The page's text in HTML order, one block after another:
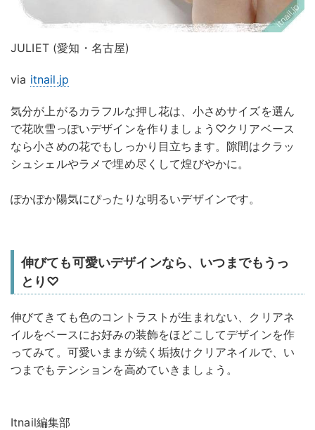
JULIET (愛知・名古屋)
via itnail.jp
気分が上がるカラフルな押し花は、小さめサイズを選ん
で花吹雪っぽいデザインを作りましょう♡クリアベース
なら小さめの花でもしっかり目立ちます。隙間はクラッ
シュシェルやラメで埋め尽くして煌びやかに。
ぽかぽか陽気にぴったりな明るいデザインです。
伸びても可愛いデザインなら、いつまでもうっ
とり♡
伸びてきても色のコントラストが生まれない、クリアネ
イルをベースにお好みの装飾をほどこしてデザインを作
ってみて。可愛いままが続く垢抜けクリアネイルで、い
つまでもテンションを高めていきましょう。
Itnail編集部